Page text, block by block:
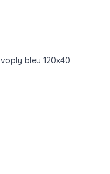
bleu 120x40